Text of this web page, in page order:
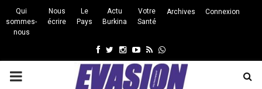
Qui
sommes-
nous
Nous
écrire
Le
Pays
Actu
Burkina
Votre
Santé
Archives Connexion
Facebook
Twitter
Instagram
Youtube
RssWhatsapp
PRIMARY